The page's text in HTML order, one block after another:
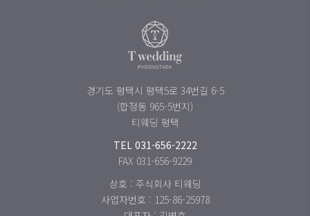
경기도 평택시 평택5로 34번길 6-5
(합정동 965-5번지)
티웨딩 평택
TEL 031-656-2222
FAX 031-656-9229
상호 : 주식회사 티웨딩
사업자번호 : 125-86-25978